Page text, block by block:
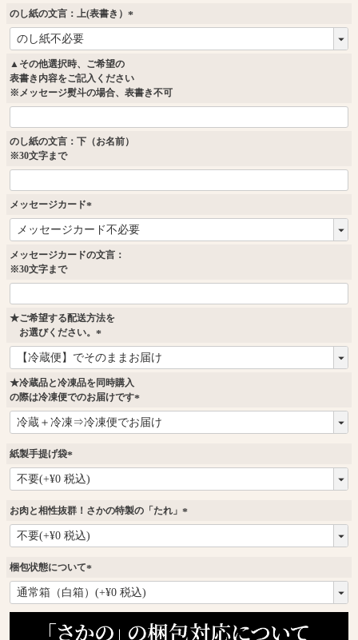
のし紙の文言：上(表書き）
(
▲その他選択時、ご希望の
表書き内容をご記入ください
※メッセージ熨斗の場合、表書き不可
のし紙の文言：下（お名前）
※30文字まで
メッセージカード
(
須
メッセージカードの文言：
※30文字まで
★ご希望する配送方法を
お選びください。
(
必
須
)
★冷蔵品と冷凍品を同時購入
の際は冷凍便でのお届けです
(
必
紙製手提げ袋
(
必
)
お肉と相性抜群！さかの特製の「たれ」
(
梱包状態について
(
必
須
)